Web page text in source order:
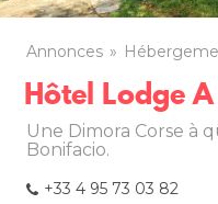
Annonces
Hôtel Lodge
Une Dimora Corse à
Bonifacio.
+33 4 95 73 03 82